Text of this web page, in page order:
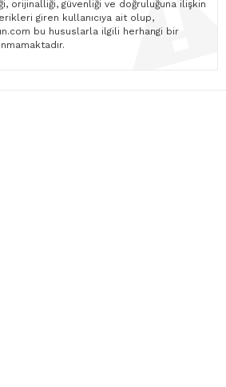
orijinalliği, güvenliği ve doğruluğuna ilişkin
giren kullanıcıya ait olup,
bu hususlarla ilgili herhangi bir